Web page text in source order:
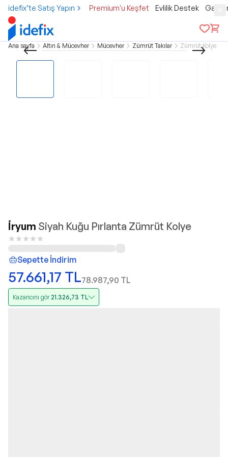
idefix’te Satış Yapın Premium'u Keşfet Evlilik Destek
Ana sayfa Altın & Mücevher Mücevher Zümrüt Takılar Zümrüt Kolye
İryum Siyah Kuğu Pırlanta Zümrüt Kolye
Sepette İndirim
57.661,17 TL78.987,90 TL
Kazancını gör21.326,73 TL